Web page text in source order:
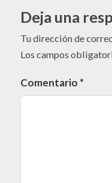
Deja una
Tu dirección de
Los campos
Comentario *